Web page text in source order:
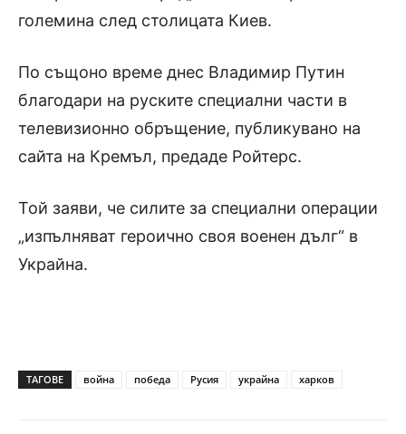
големина след столицата Киев.
По същоно време днес Владимир Путин
благодари на руските специални части в
телевизионно обръщение, публикувано на
сайта на Кремъл, предаде Ройтерс.
Той заяви, че силите за специални операции
„изпълняват героично своя военен дълг“ в
Украйна.
ТАГОВЕ война победа Русия украйна харков